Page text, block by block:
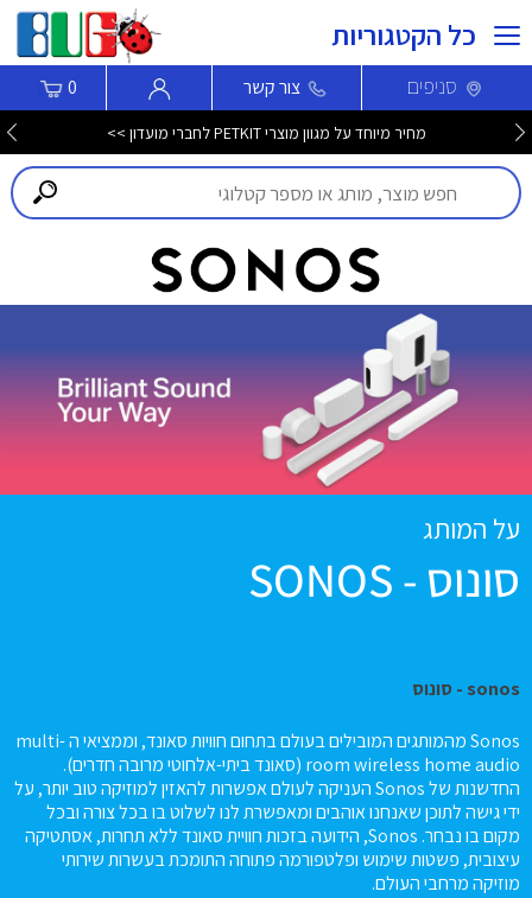
כל הקטגוריות
סניפים צור קשר 0
מחיר מיוחד על מגוון מוצרי PETKIT לחברי מועדון >>
על המותג
סונוס - SONOS
sonos - סונוס
Sonos מהמותגים המובילים בעולם בתחום חוויות סאונד, וממציאי ה multi-
room wireless home audio (סאונד ביתי-אלחוטי מרובה חדרים).
החדשנות של Sonos העניקה לעולם אפשרות להאזין למוזיקה טוב יותר, על
ידי גישה לתוכן שאנחנו אוהבים ומאפשרת לנו לשלוט בו בכל צורה ובכל
מקום בו נבחר. Sonos, הידועה בזכות חוויית סאונד ללא תחרות, אסתטיקה
עיצובית, פשטות שימוש ופלטפורמה פתוחה התומכת בעשרות שירותי
מוזיקה מרחבי העולם.